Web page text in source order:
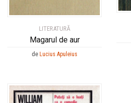
LITERATURĂ
Magarul de aur
de Lucius Apuleius